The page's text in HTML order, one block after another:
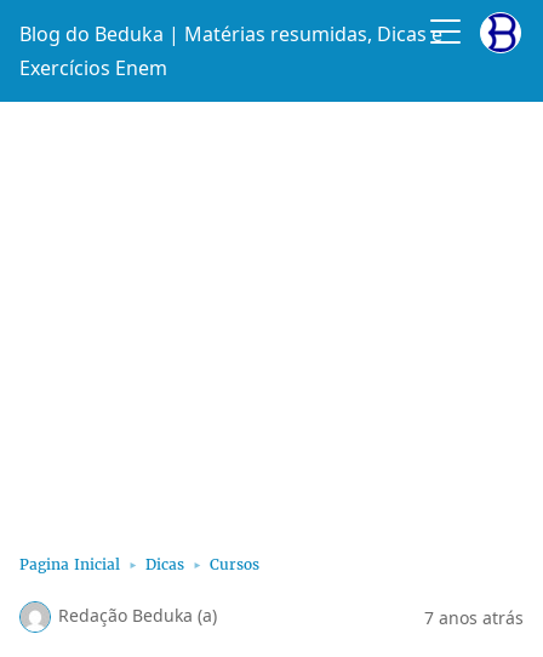
Blog do Beduka | Matérias resumidas, Dicas e
Exercícios Enem
Pagina Inicial Dicas Cursos
Redação Beduka (a) 7 anos atrás